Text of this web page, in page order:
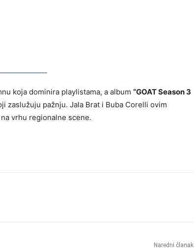
koja dominira playlistama, a album “GOAT Season 3
zaslužuju pažnju. Jala Brat i Buba Corelli ovim
vrhu regionalne scene.
Naredni članak